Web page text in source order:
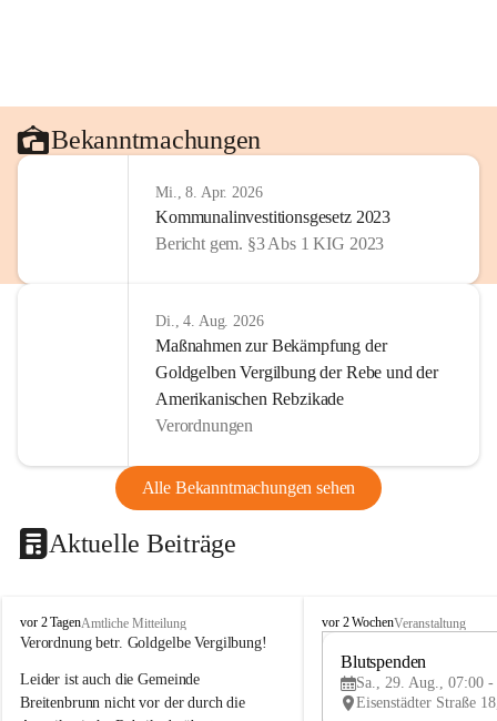
Bekanntmachungen
Mi., 8. Apr. 2026
Kommunalinvestitionsgesetz 2023
Bericht gem. §3 Abs 1 KIG 2023
Di., 4. Aug. 2026
Maßnahmen zur Bekämpfung der
Goldgelben Vergilbung der Rebe und der
Amerikanischen Rebzikade
Verordnungen
Alle Bekanntmachungen sehen
Aktuelle Beiträge
B
r
i
t
vor 2 TagenAmtliche Mitteilung
Verordnung betr. Goldgelbe Vergilbung!
Leider ist auch die Gemeinde
Breitenbrunn nicht vor der durch die
B
vor 2 WochenVeranstaltung
Blutspenden
Sa., 29. Aug., 07:00 -